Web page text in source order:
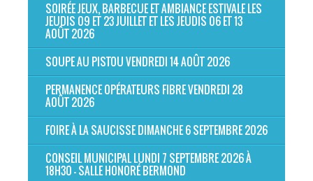
SOIRÉE JEUX, BARBECUE ET AMBIANCE ESTIVALE LES
JEUDIS 09 ET 23 JUILLET ET LES JEUDIS 06 ET 13
AOÛT 2026
SOUPE AU PISTOU VENDREDI 14 AOÛT 2026
PERMANENCE OPÉRATEURS FIBRE VENDREDI 28
AOÛT 2026
FOIRE À LA SAUCISSE DIMANCHE 6 SEPTEMBRE 2026
CONSEIL MUNICIPAL LUNDI 7 SEPTEMBRE 2026 À
18H30 - SALLE HONORÉ BERMOND